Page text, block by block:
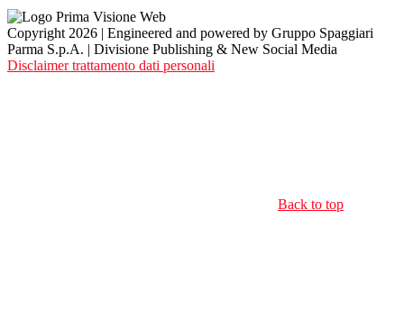
Copyright 2026 | Engineered and powered by Gruppo Spaggiari
Parma S.p.A. | Divisione Publishing & New Social Media
Disclaimer trattamento dati personali
Back to top